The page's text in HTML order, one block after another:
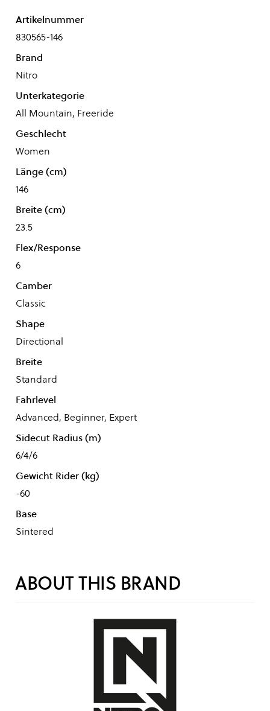
Artikelnummer
830565-146
Brand
Nitro
Unterkategorie
All Mountain, Freeride
Geschlecht
Women
Länge (cm)
146
Breite (cm)
23.5
Flex/Response
6
Camber
Classic
Shape
Directional
Breite
Standard
Fahrlevel
Advanced, Beginner, Expert
Sidecut Radius (m)
6/4/6
Gewicht Rider (kg)
-60
Base
Sintered
ABOUT THIS BRAND